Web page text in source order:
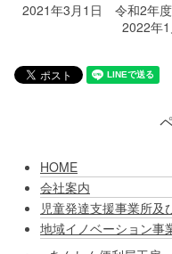
2021年3月1日 令和2年
2022年1
HOME
会社案内
児童発達支援事業所及
地域イノベーション事